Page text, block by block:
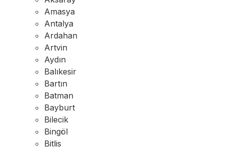
Amasya
Antalya
Ardahan
Artvin
Aydın
Balıkesir
Bartın
Batman
Bayburt
Bilecik
Bingöl
Bitlis